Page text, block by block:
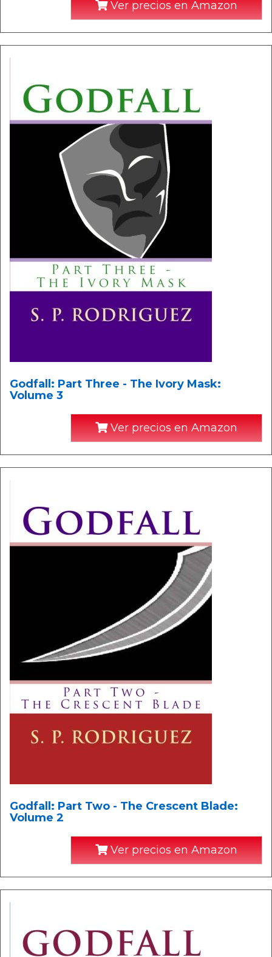
Ver precios en Amazon
Godfall: Part Three - The Ivory Mask:
Volume 3
Ver precios en Amazon
Godfall: Part Two - The Crescent Blade:
Volume 2
Ver precios en Amazon